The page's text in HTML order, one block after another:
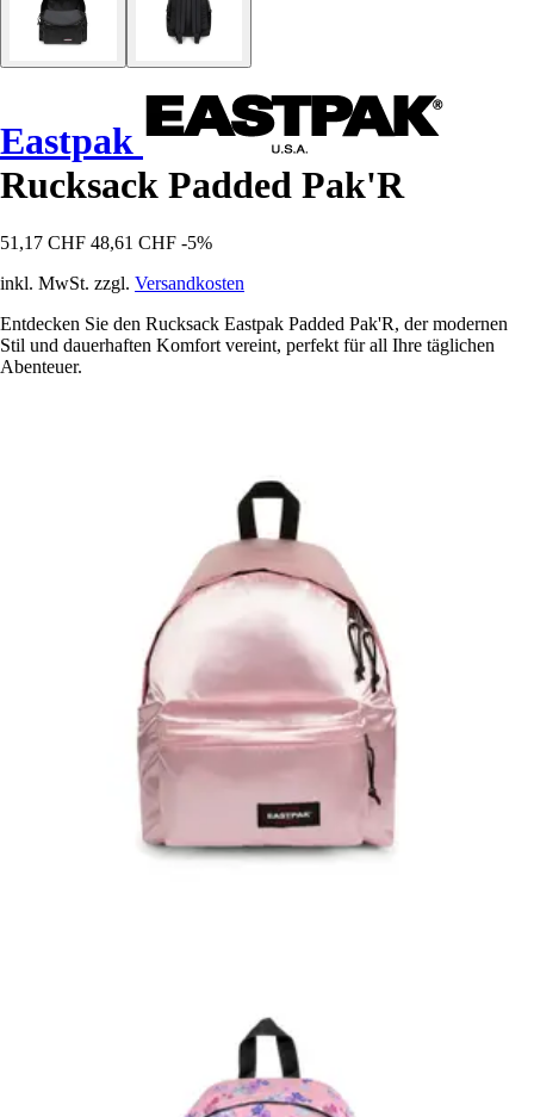
Eastpak
Rucksack Padded Pak'R
51,17 CHF 48,61 CHF -5%
inkl. MwSt. zzgl. Versandkosten
Entdecken Sie den Rucksack Eastpak Padded Pak'R, der modernen
Stil und dauerhaften Komfort vereint, perfekt für all Ihre täglichen
Abenteuer.